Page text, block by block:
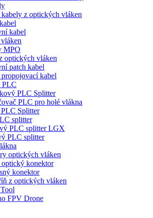
z optických vláken
kabel
MPO
optických vláken
patch kabel
kabel
PLC
PLC Splitter
PLC pro holé vlákna
Splitter
splitter
PLC splitter LGX
PLC splitter
optických vláken
konektor
konektor
z optických vláken
FPV Drone